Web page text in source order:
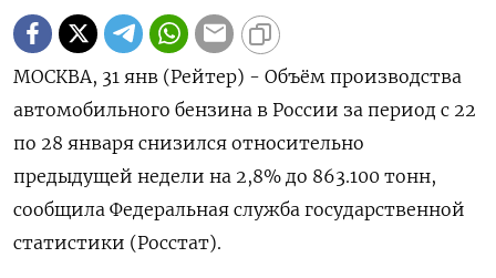
МОСКВА, 31 янв (Рейтер) - Объём производства
автомобильного бензина в России за период с 22
по 28 января снизился относительно
предыдущей недели на 2,8% до 863.100 тонн,
сообщила Федеральная служба государственной
статистики (Росстат).